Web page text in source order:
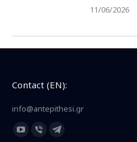
11/06/2026
Contact (EN):
info@antepithesi.gr
Find us on:
YouTubeViberTelegram